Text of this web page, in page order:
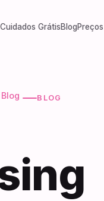
GrátisBlogPreços
BLOG